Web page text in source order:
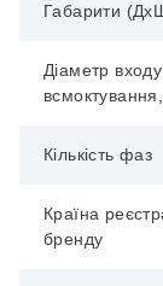
Габарити
Діаметр входу
Кількість фаз
Країна
бренду